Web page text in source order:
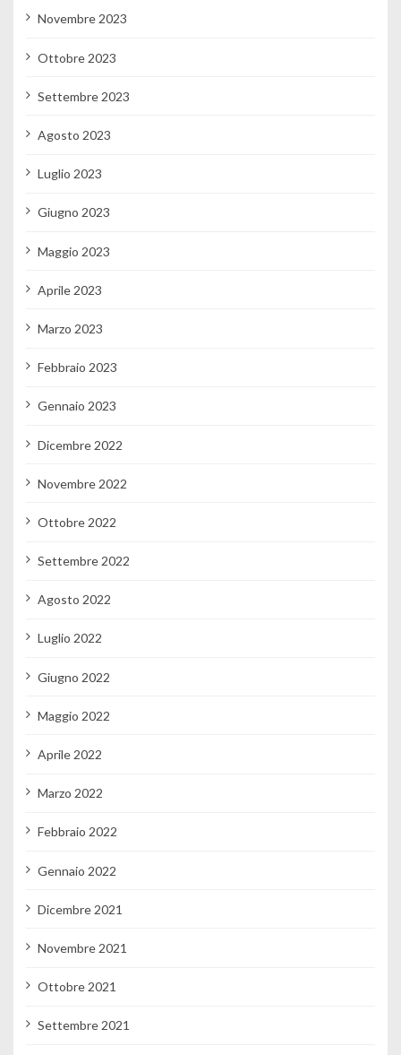
Novembre 2023
Ottobre 2023
Settembre 2023
Agosto 2023
Luglio 2023
Giugno 2023
Maggio 2023
Aprile 2023
Marzo 2023
Febbraio 2023
Gennaio 2023
Dicembre 2022
Novembre 2022
Ottobre 2022
Settembre 2022
Agosto 2022
Luglio 2022
Giugno 2022
Maggio 2022
Aprile 2022
Marzo 2022
Febbraio 2022
Gennaio 2022
Dicembre 2021
Novembre 2021
Ottobre 2021
Settembre 2021